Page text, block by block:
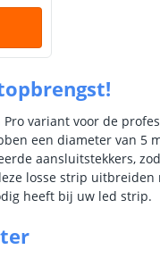
variant voor de
een diameter van 5
aansluitstekkers,
losse strip
heeft bij uw led strip.